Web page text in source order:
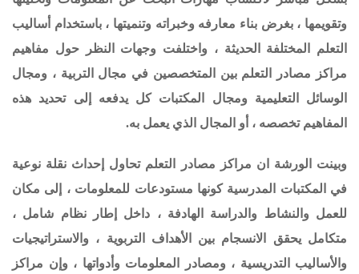
وتقويمها ، بغرض بناء معارفه وخبراته وتنميتها ، باستخدام أساليب
التعلم المختلفة الحديثة ، واختلفت وجهات النظر حول مفاهيم
مراكز مصادر التعلم بين المتخصصين في مجال التربية ، ومجال
الوسائل التعليمية ومجال المكتبات كل يدفعه إلى تحديد هذه
المفاهيم تخصصه ، أو المجال الذي يعمل به.
وبينت الورشة ان مراكز مصادر التعلم تحاول إحداث نقلة نوعية
في المكتبات المدرسية كونها مستودعات للمعلومات ، إلى مكان
للعمل والنشاط والدراسة الهادفة ، داخل إطار نظام شامل ،
متكامل يحقق الانسجام بين الأهداف التربوية ، والاستراتيجيات
والأساليب التدريسية ، ومصادر المعلومات وأدواتها ، و إن مراكز